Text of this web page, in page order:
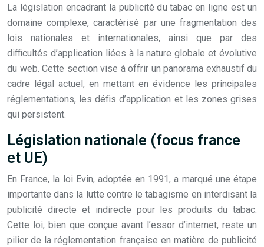
La législation encadrant la publicité du tabac en ligne est un
domaine complexe, caractérisé par une fragmentation des
lois nationales et internationales, ainsi que par des
difficultés d’application liées à la nature globale et évolutive
du web. Cette section vise à offrir un panorama exhaustif du
cadre légal actuel, en mettant en évidence les principales
réglementations, les défis d’application et les zones grises
qui persistent.
Législation nationale (focus france
et UE)
En France, la loi Evin, adoptée en 1991, a marqué une étape
importante dans la lutte contre le tabagisme en interdisant la
publicité directe et indirecte pour les produits du tabac.
Cette loi, bien que conçue avant l’essor d’internet, reste un
pilier de la réglementation française en matière de publicité